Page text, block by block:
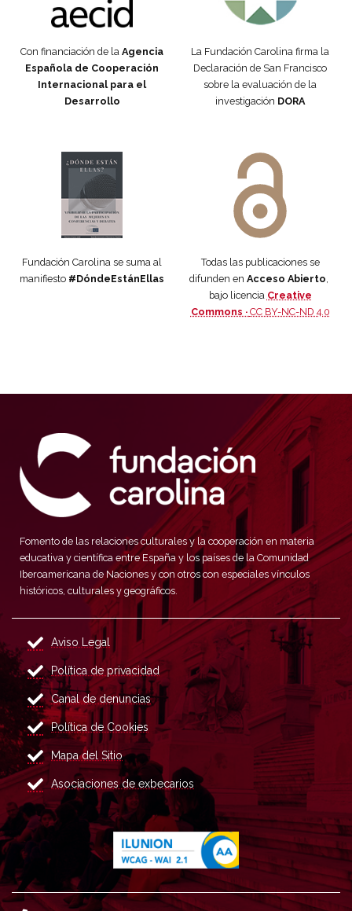
Con financiación de la Agencia
Española de Cooperación
Internacional para el
Desarrollo
La Fundación Carolina firma la
Declaración de San Francisco
sobre la evaluación de la
investigación DORA
Fundación Carolina se suma al
manifiesto #DóndeEstánEllas
Todas las publicaciones se
difunden en Acceso Abierto
bajo licencia Creative
Commons · CC BY-NC-ND 4.0
Fomento de las relaciones culturales y la cooperación en materia
educativa y científica entre España y los países de la Comunidad
Iberoamericana de Naciones y con otros con especiales vínculos
históricos, culturales y geográficos.
Aviso Legal
Política de privacidad
Canal de denuncias
Política de Cookies
Mapa del Sitio
Asociaciones de exbecarios